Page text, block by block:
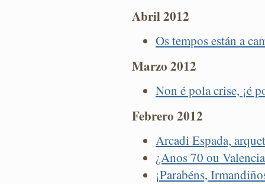
Abril 2012
Os tempos están a
Marzo 2012
Non é pola crise, ¡é
Febrero 2012
Arcadi Espada,
¿Anos 70 ou
¡Parabéns,